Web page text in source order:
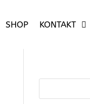
SHOP KONTAKT